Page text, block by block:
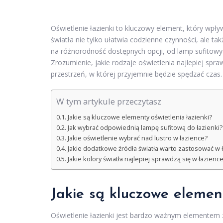
Oświetlenie łazienki to kluczowy element, który
światła nie tylko ułatwia codzienne czynności, ale
na różnorodność dostępnych opcji, od lamp
Zrozumienie, jakie rodzaje oświetlenia najlepiej
przestrzeń, w której przyjemnie będzie spędzać czas.
W tym artykule przeczytasz
Jakie są kluczowe elementy oświetlenia łazienki?
Jak wybrać odpowiednią lampę sufitową do łazienki?
Jakie oświetlenie wybrać nad lustro w łazience?
Jakie dodatkowe źródła światła warto zastosować w
Jakie kolory światła najlepiej sprawdzą się w
Jakie są kluczowe
Oświetlenie łazienki jest bardzo ważnym